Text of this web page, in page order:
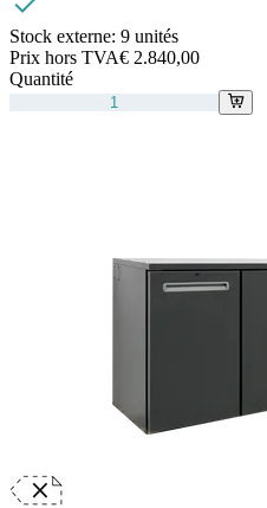
Stock externe: 9 unités
Prix hors TVA€ 2.840,00
Quantité